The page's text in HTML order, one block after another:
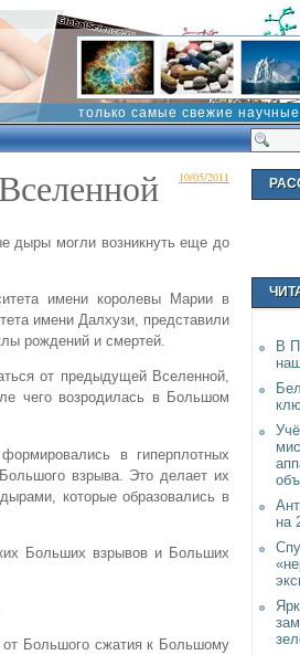
только самые свежие
10/05/2011
дыры могли возникнуть еще до
имени королевы Марии в
имени Далхузи, представили
рождений и смертей.
от предыдущей Вселенной,
чего возродилась в Большом
в гиперплотных
взрыва. Это делает их
которые образовались в
Больших взрывов и Больших
от Большого сжатия к Большому
В
на